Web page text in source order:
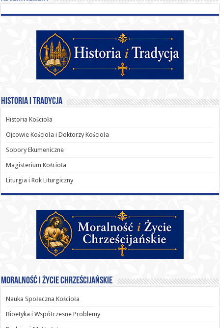
Historia i Tradycja
Historia Kościoła
Ojcowie Kościoła i Doktorzy Kościoła
Sobory Ekumeniczne
Magisterium Kościoła
Liturgia i Rok Liturgiczny
Moralność i Życie Chrześcijańskie
Nauka Społeczna Kościoła
Bioetyka i Współczesne Problemy